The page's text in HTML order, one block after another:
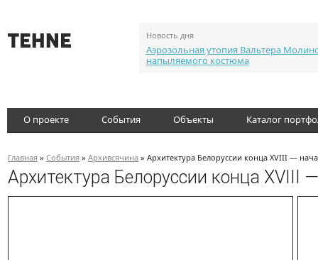
Новость дня
Аэрозольная утопия Вальтера
напыляемого костюма
О проекте События Объекты Каталог
Главная » События » Архивсячина » Архитектура Белоруссии конца XVIII —
Архитектура Белоруссии конца XVIII